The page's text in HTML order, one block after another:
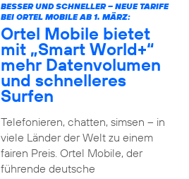
BESSER UND SCHNELLER – NEUE TARIFE
BEI ORTEL MOBILE AB 1. MÄRZ:
Ortel Mobile bietet
mit „Smart World+“
mehr Datenvolumen
und schnelleres
Surfen
Telefonieren, chatten, simsen – in
viele Länder der Welt zu einem
fairen Preis. Ortel Mobile, der
führende deutsche